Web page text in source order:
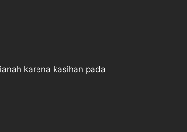
karena kasihan pada